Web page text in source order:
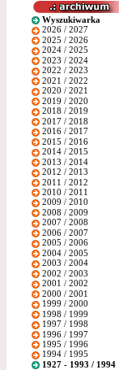
Wyszukiwarka
2026 / 2027
2025 / 2026
2024 / 2025
2023 / 2024
2022 / 2023
2021 / 2022
2020 / 2021
2019 / 2020
2018 / 2019
2017 / 2018
2016 / 2017
2015 / 2016
2014 / 2015
2013 / 2014
2012 / 2013
2011 / 2012
2010 / 2011
2009 / 2010
2008 / 2009
2007 / 2008
2006 / 2007
2005 / 2006
2004 / 2005
2003 / 2004
2002 / 2003
2001 / 2002
2000 / 2001
1999 / 2000
1998 / 1999
1997 / 1998
1996 / 1997
1995 / 1996
1994 / 1995
1927 - 1993 / 1994